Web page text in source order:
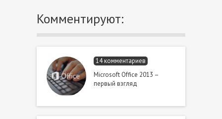
Комментируют:
14 комментариев
Microsoft Office 2013 –
первый взгляд